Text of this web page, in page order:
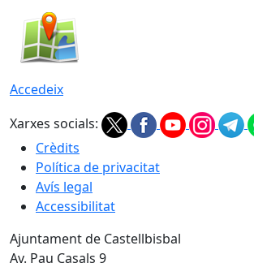
Accedeix
Xarxes socials:
Crèdits
Política de privacitat
Avís legal
Accessibilitat
Ajuntament de Castellbisbal
Av. Pau Casals 9